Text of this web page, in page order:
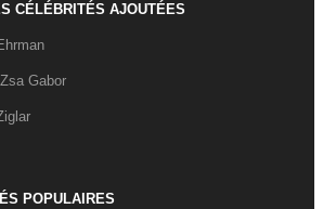
CÉLÉBRITÉS AJOUTÉES
Gabor
POPULAIRES